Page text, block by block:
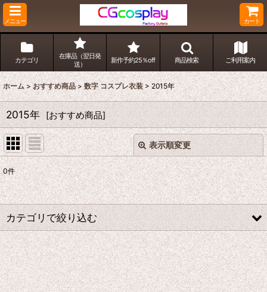
メニュー カート
カテゴリ
在庫品（翌日発
送）
新作予約25％off 商品検索 ご利用案内
ホーム > おすすめ商品 > 数字 コスプレ衣装 > 2015年
2015年 [おすすめ商品]
表示順変更
表示数:
並び順:
絞り込む
閉じる
0件
カテゴリで絞り込む
数字 コスプレ衣装 (全商品)
2014年